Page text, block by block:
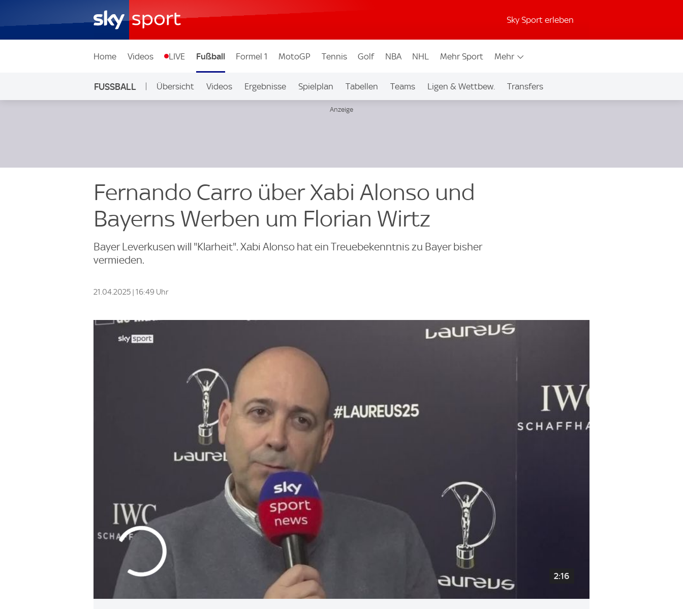
Sky Sport erleben
Home Videos LIVE Fußball Formel 1 MotoGP Tennis Golf NBA NHL Mehr Sport Mehr
FUSSBALL Übersicht Videos Ergebnisse Spielplan Tabellen Teams Ligen & Wettbew. Transfers
Fernando Carro über Xabi Alonso und
Bayerns Werben um Florian Wirtz
Bayer Leverkusen will "Klarheit". Xabi Alonso hat ein Treuebekenntnis zu Bayer bisher
vermieden.
21.04.2025 | 16:49 Uhr
2:16